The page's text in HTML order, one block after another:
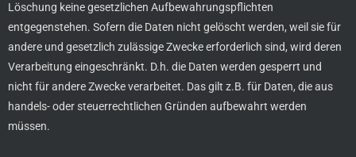
Löschung keine gesetzlichen Aufbewahrungspflichten
entgegenstehen. Sofern die Daten nicht gelöscht werden, weil sie für
andere und gesetzlich zulässige Zwecke erforderlich sind, wird deren
Verarbeitung eingeschränkt. D.h. die Daten werden gesperrt und
nicht für andere Zwecke verarbeitet. Das gilt z.B. für Daten, die aus
handels- oder steuerrechtlichen Gründen aufbewahrt werden
müssen.